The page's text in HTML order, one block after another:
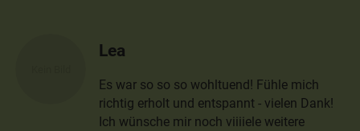
Lea
Es war so so so wohltuend! Fühle mich
richtig erholt und entspannt - vielen Dank!
Ich wünsche mir noch viiiiele weitere